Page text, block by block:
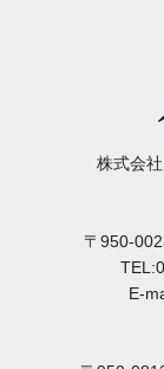
株式会
〒950-
E-